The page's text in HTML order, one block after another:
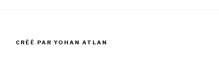
CRÉÉ PAR YOHAN ATLAN